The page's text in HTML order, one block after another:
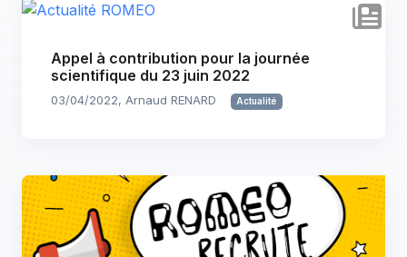
Appel à contribution pour la journée
scientifique du 23 juin 2022
03/04/2022, Arnaud RENARD Actualité